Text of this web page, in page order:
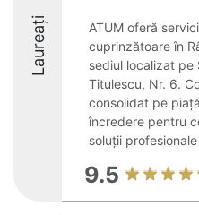
Laureați
ATUM oferă
cuprinzătoare în
sediul localizat pe
Titulescu, Nr. 6.
consolidat pe
încredere pentru
soluții
9.5